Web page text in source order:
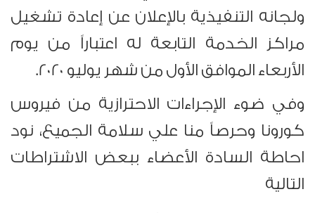
ولجانه التنفيذية بالإعلان عن إعادة تشغيل
مراكز الخدمة التابعة له اعتباراً من يوم
الأربعاء الموافق الأول من شهر يوليو 2020
.
وفي ضوء الإجراءات الاحترازية من فيروس
كورونا وحرصاً منا علي سلامة الجميع، نود
احاطة السادة الأعضاء ببعض الاشتراطات
التالية